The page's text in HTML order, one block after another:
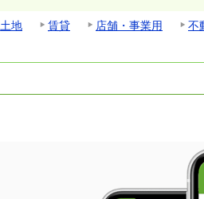
土地 賃貸 店舗・事業用 不